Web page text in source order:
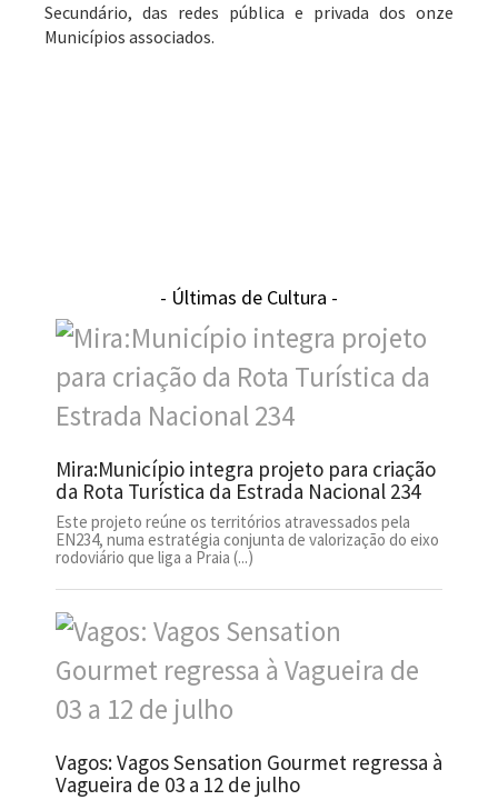
Secundário, das redes pública e privada dos onze
Municípios associados.
- Últimas de Cultura -
Mira:Município integra projeto para criação
da Rota Turística da Estrada Nacional 234
Este projeto reúne os territórios atravessados pela
EN234, numa estratégia conjunta de valorização do eixo
rodoviário que liga a Praia (...)
Vagos: Vagos Sensation Gourmet regressa à
Vagueira de 03 a 12 de julho